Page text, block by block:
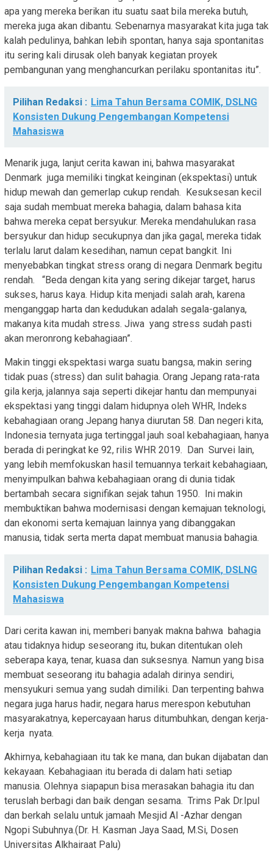
apa yang mereka berikan itu suatu saat bila mereka butuh,
mereka juga akan dibantu. Sebenarnya masyarakat kita juga tak
kalah pedulinya, bahkan lebih spontan, hanya saja spontanitas
itu sering kali dirusak oleh banyak kegiatan proyek
pembangunan yang menghancurkan perilaku spontanitas itu”.
Pilihan Redaksi : Lima Tahun Bersama COMIK, DSLNG
Konsisten Dukung Pengembangan Kompetensi
Mahasiswa
Menarik juga, lanjut cerita kawan ini, bahwa masyarakat
Denmark juga memiliki tingkat keinginan (ekspektasi) untuk
hidup mewah dan gemerlap cukup rendah. Kesuksesan kecil
saja sudah membuat mereka bahagia, dalam bahasa kita
bahwa mereka cepat bersyukur. Mereka mendahulukan rasa
bersyukur dan hidup secukupnya dan jika gagal, mereka tidak
terlalu larut dalam kesedihan, namun cepat bangkit. Ini
menyebabkan tingkat stress orang di negara Denmark begitu
rendah. “Beda dengan kita yang sering dikejar target, harus
sukses, harus kaya. Hidup kita menjadi salah arah, karena
menganggap harta dan kedudukan adalah segala-galanya,
makanya kita mudah stress. Jiwa yang stress sudah pasti
akan meronrong kebahagiaan”.
Makin tinggi ekspektasi warga suatu bangsa, makin sering
tidak puas (stress) dan sulit bahagia. Orang Jepang rata-rata
gila kerja, jalannya saja seperti dikejar hantu dan mempunyai
ekspektasi yang tinggi dalam hidupnya oleh WHR, Indeks
kebahagiaan orang Jepang hanya diurutan 58. Dan negeri kita,
Indonesia ternyata juga tertinggal jauh soal kebahagiaan, hanya
berada di peringkat ke 92, rilis WHR 2019. Dan Survei lain,
yang lebih memfokuskan hasil temuannya terkait kebahagiaan,
menyimpulkan bahwa kebahagiaan orang di dunia tidak
bertambah secara signifikan sejak tahun 1950. Ini makin
membuktikan bahwa modernisasi dengan kemajuan teknologi,
dan ekonomi serta kemajuan lainnya yang dibanggakan
manusia, tidak serta merta dapat membuat manusia bahagia.
Pilihan Redaksi : Lima Tahun Bersama COMIK, DSLNG
Konsisten Dukung Pengembangan Kompetensi
Mahasiswa
Dari cerita kawan ini, memberi banyak makna bahwa bahagia
atau tidaknya hidup seseorang itu, bukan ditentukan oleh
seberapa kaya, tenar, kuasa dan suksesnya. Namun yang bisa
membuat seseorang itu bahagia adalah dirinya sendiri,
mensyukuri semua yang sudah dimiliki. Dan terpenting bahwa
negara juga harus hadir, negara harus merespon kebutuhan
masyarakatnya, kepercayaan harus ditumbuhkan, dengan kerja-
kerja nyata.
Akhirnya, kebahagiaan itu tak ke mana, dan bukan dijabatan dan
kekayaan. Kebahagiaan itu berada di dalam hati setiap
manusia. Olehnya siapapun bisa merasakan bahagia itu dan
teruslah berbagi dan baik dengan sesama. Trims Pak Dr.Ipul
dan berkah selalu untuk jamaah Mesjid Al -Azhar dengan
Ngopi Subuhnya.(Dr. H. Kasman Jaya Saad, M.Si, Dosen
Universitas Alkhairaat Palu)